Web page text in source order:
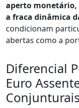
aperto monetário,
a fraca dinâmica
condicionam
abertas como a
Diferencial
Euro
Conjunturais